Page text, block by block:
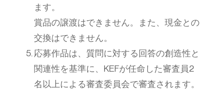
ます。
賞品の譲渡はできません。また、現金との
交換はできません。
応募作品は、質問に対する回答の創造性と
関連性を基準に、KEFが任命した審査員2
名以上による審査委員会で審査されます。